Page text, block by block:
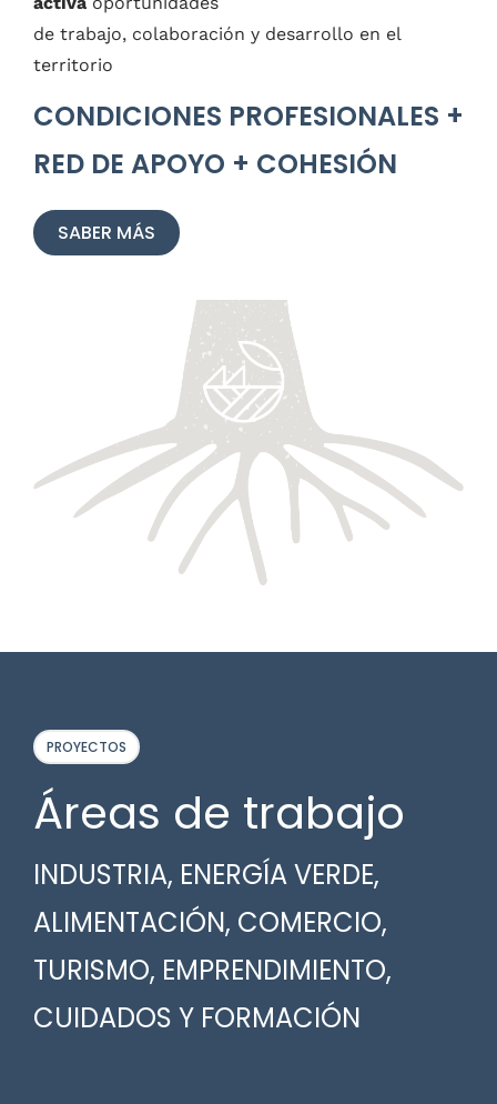
de trabajo, colaboración y desarrollo en el
territorio
CONDICIONES PROFESIONALES +
RED DE APOYO + COHESIÓN
SABER MÁS
PROYECTOS
Áreas de trabajo
INDUSTRIA, ENERGÍA VERDE,
ALIMENTACIÓN, COMERCIO,
TURISMO, EMPRENDIMIENTO,
CUIDADOS Y FORMACIÓN